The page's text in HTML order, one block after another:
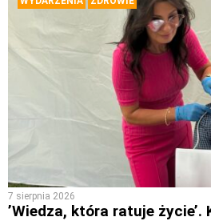
7 sierpnia 2026
’Wiedza, która ratuje